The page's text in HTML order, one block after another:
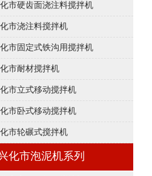
市硬齿面浇注料搅拌机
市浇注料搅拌机
市固定式铁沟用搅拌机
市耐材搅拌机
市立式移动搅拌机
市卧式移动搅拌机
市轮碾式搅拌机
化市泡泥机系列